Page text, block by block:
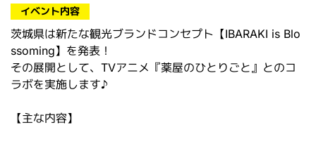
イベント内容
茨城県は新たな観光ブランドコンセプト【IBARAKI is Blo
ssoming】を発表！
その展開として、TVアニメ『薬屋のひとりごと』とのコ
ラボを実施します♪
【主な内容】